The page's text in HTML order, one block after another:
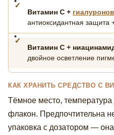
Витамин С +
антиоксидантная защита
Витамин С +
двойное осветление
КАК ХРАНИТЬ СРЕДСТВО С
Тёмное место,
флакон. Предпочтительна
упаковка с дозатором —